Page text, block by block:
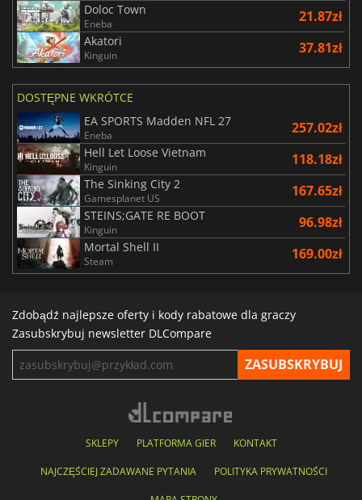
Doloc Town
Eneba 21.87zł
Akatori
Kinguin 37.81zł
DOSTĘPNE WKRÓTCE
EA SPORTS Madden NFL 27
Eneba 257.02zł
Hell Let Loose Vietnam
Kinguin 118.18zł
The Sinking City 2
Gamesplanet US 167.65zł
STEINS;GATE RE BOOT
Kinguin 96.98zł
Mortal Shell II
Steam 169.00zł
Zdobądź najlepsze oferty i kody rabatowe dla graczy
Zasubskrybuj newsletter DLCompare
SKLEPY PLATFORMA GIER KONTAKT
NAJCZĘŚCIEJ ZADAWANE PYTANIA POLITYKA PRYWATNOŚCI